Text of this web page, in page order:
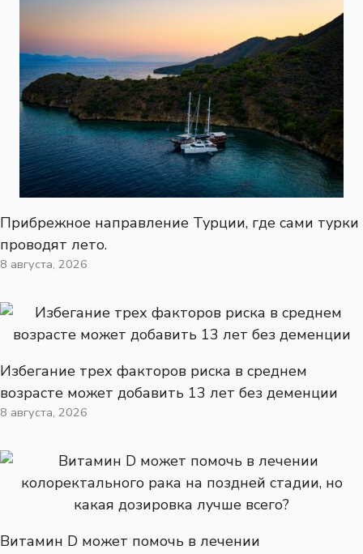
Прибрежное направление Турции, где сами турки
проводят лето.
8 августа, 2026
Избегание трех факторов риска в среднем
возрасте может добавить 13 лет без деменции
8 августа, 2026
Витамин D может помочь в лечении